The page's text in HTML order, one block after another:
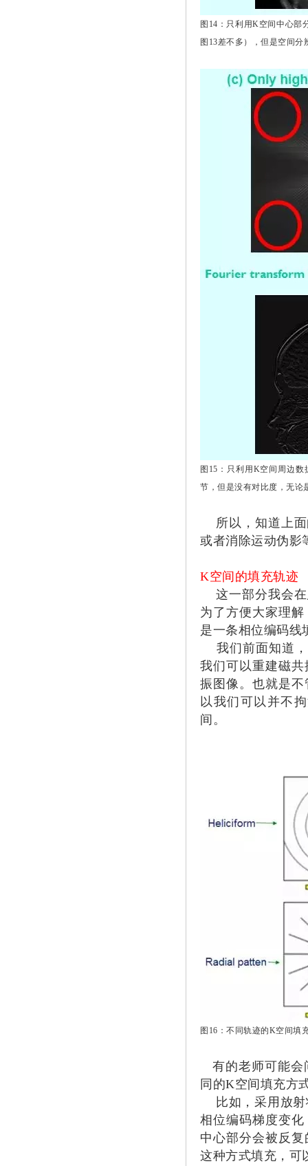
图14：只利用K空间中心部
图13差不多），但是空间
图15：只利用K空间周边
节，但是没有对比度，无论
所以，知道上面
或者消除运动伪影
K空间的填充轨迹
这一部分我会在
为了方便大家理
是一条相位编码线
我们前面知道，
我们可以重建磁
振图像。也就是
以我们可以并不
间。
图16：不同轨迹的K空间填
有的老师可能会
同的K空间填充方
比如，采用放射
相位编码梯度变
中心部分会被反
这种方式填充，可